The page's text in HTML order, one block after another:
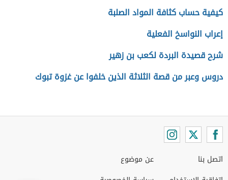
كيفية حساب كثافة المواد الصلبة
إعراب النواسخ الفعلية
شرح قصيدة البردة لكعب بن زهير
دروس وعبر من قصة الثلاثة الذين خلفوا عن غزوة تبوك
اتصل بنا
عن موضوع